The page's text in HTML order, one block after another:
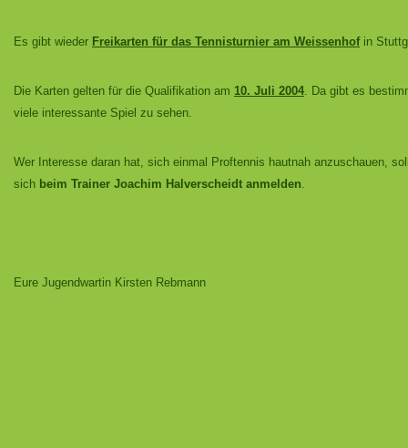
Es gibt wieder Freikarten für das Tennisturnier am Weissenhofin
Die Karten gelten für die Qualifikation am 10. Juli 2004. Da gibt es
viele interessante Spiel zu sehen.
Wer Interesse daran hat, sich einmal Proftennis hautnah anzuschauen,
sich beim Trainer Joachim Halverscheidt anmelden.
Eure Jugendwartin Kirsten Rebmann